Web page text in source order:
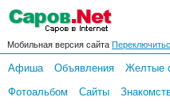
Мобильная версия сайта
Афиша Объявления Желтые
Фотоальбом
Сайты